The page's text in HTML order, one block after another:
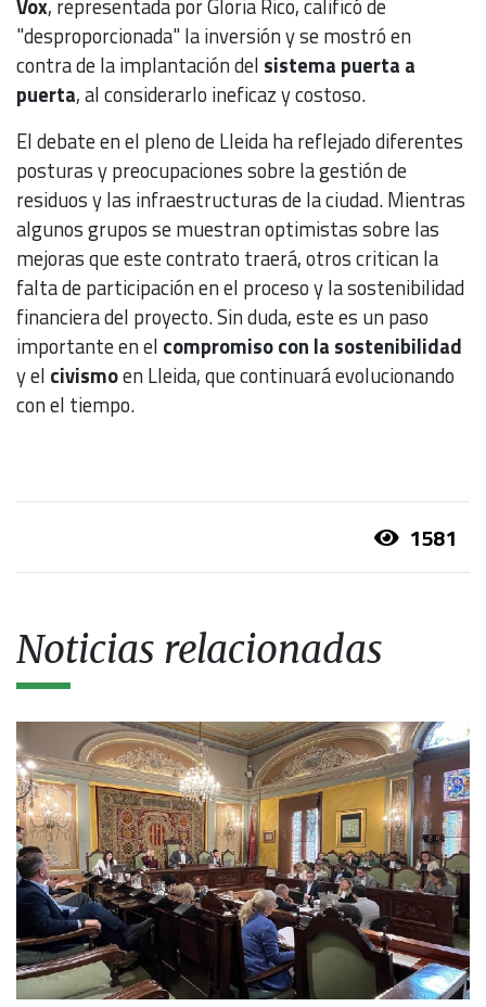
Vox, representada por Gloria Rico, calificó de
"desproporcionada" la inversión y se mostró en
contra de la implantación del sistema puerta a
puerta, al considerarlo ineficaz y costoso.
El debate en el pleno de Lleida ha reflejado diferentes
posturas y preocupaciones sobre la gestión de
residuos y las infraestructuras de la ciudad. Mientras
algunos grupos se muestran optimistas sobre las
mejoras que este contrato traerá, otros critican la
falta de participación en el proceso y la sostenibilidad
financiera del proyecto. Sin duda, este es un paso
importante en el compromiso con la sostenibilidad
y el civismoen Lleida, que continuará evolucionando
con el tiempo.
1581
Noticias relacionadas